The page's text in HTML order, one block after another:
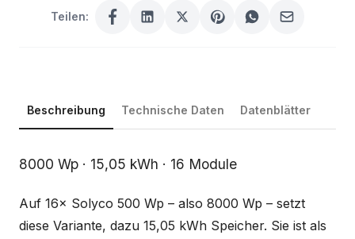
Teilen:
Beschreibung Technische Daten Datenblätter
Beschreibung
8000 Wp · 15,05 kWh · 16 Module
Auf 16× Solyco 500 Wp – also 8000 Wp – setzt
diese Variante, dazu 15,05 kWh Speicher. Sie ist als